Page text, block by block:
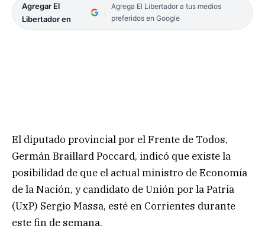
Agregar El
Libertador en
Agrega El Libertador a tus medios
preferidos en Google
El diputado provincial por el Frente de Todos,
Germán Braillard Poccard, indicó que existe la
posibilidad de que el actual ministro de Economía
de la Nación, y candidato de Unión por la Patria
(UxP) Sergio Massa, esté en Corrientes durante
este fin de semana.